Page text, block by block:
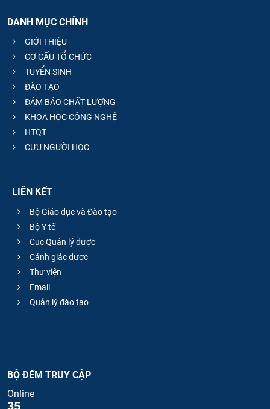
DANH MỤC CHÍNH
GIỚI THIỆU
CƠ CẤU TỔ CHỨC
TUYỂN SINH
ĐÀO TẠO
ĐẢM BẢO CHẤT LƯỢNG
KHOA HỌC CÔNG NGHỆ
HTQT
CỰU NGƯỜI HỌC
LIÊN KẾT
Bộ Giáo dục và Đào tạo
Bộ Y tế
Cục Quản lý dược
Cảnh giác dược
Thư viện
Email
Quản lý đào tạo
BỘ ĐẾM TRUY CẬP
Online
35